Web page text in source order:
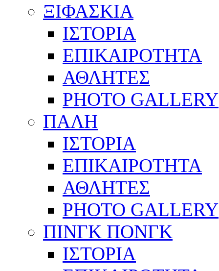
ΞΙΦΑΣΚΙΑ
ΙΣΤΟΡΙΑ
ΕΠΙΚΑΙΡΟΤΗΤΑ
ΑΘΛΗΤΕΣ
PHOTO GALLERY
ΠΑΛΗ
ΙΣΤΟΡΙΑ
ΕΠΙΚΑΙΡΟΤΗΤΑ
ΑΘΛΗΤΕΣ
PHOTO GALLERY
ΠΙΝΓΚ ΠΟΝΓΚ
ΙΣΤΟΡΙΑ